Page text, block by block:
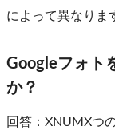
によって異なりま
Googleフォト
か？
回答：XNUMXつ